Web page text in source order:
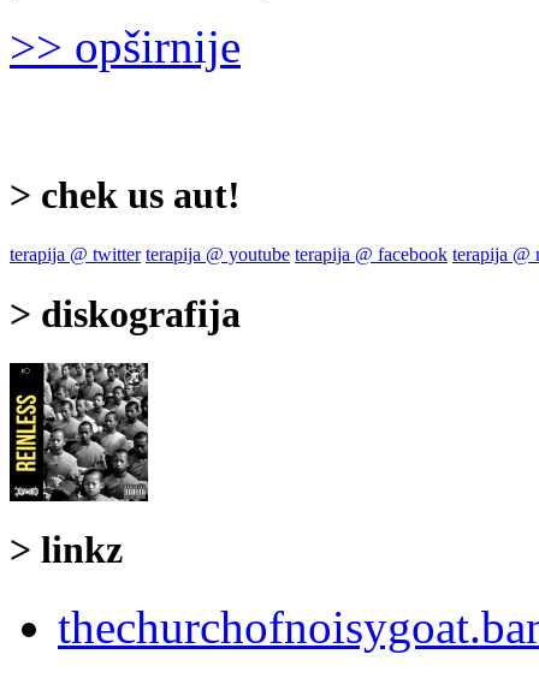
>> opširnije
> chek us aut!
terapija @ twitter terapija @ youtube terapija @ facebook terapija @
> diskografija
> linkz